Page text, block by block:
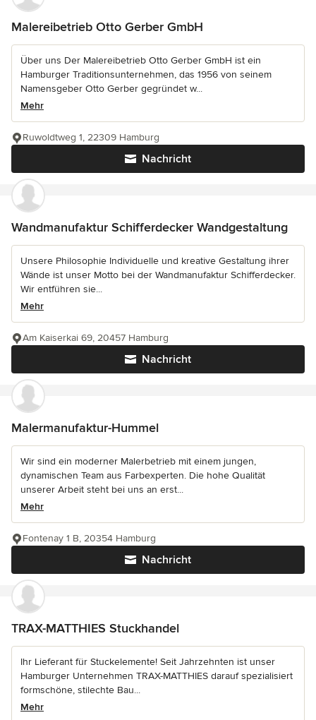
Malereibetrieb Otto Gerber GmbH
Über uns Der Malereibetrieb Otto Gerber GmbH ist ein
Hamburger Traditionsunternehmen, das 1956 von seinem
Namensgeber Otto Gerber gegründet w...
Mehr
Nachricht
Ruwoldtweg 1, 22309 Hamburg
Wandmanufaktur Schifferdecker Wandgestaltung
Unsere Philosophie Individuelle und kreative Gestaltung ihrer
Wände ist unser Motto bei der Wandmanufaktur Schifferdecker.
Wir entführen sie...
Mehr
Nachricht
Am Kaiserkai 69, 20457 Hamburg
Malermanufaktur-Hummel
Wir sind ein moderner Malerbetrieb mit einem jungen,
dynamischen Team aus Farbexperten. Die hohe Qualität
unserer Arbeit steht bei uns an erst...
Mehr
Nachricht
Fontenay 1 B, 20354 Hamburg
TRAX-MATTHIES Stuckhandel
Ihr Lieferant für Stuckelemente! Seit Jahrzehnten ist unser
Hamburger Unternehmen TRAX-MATTHIES darauf spezialisiert
formschöne, stilechte Bau...
Mehr